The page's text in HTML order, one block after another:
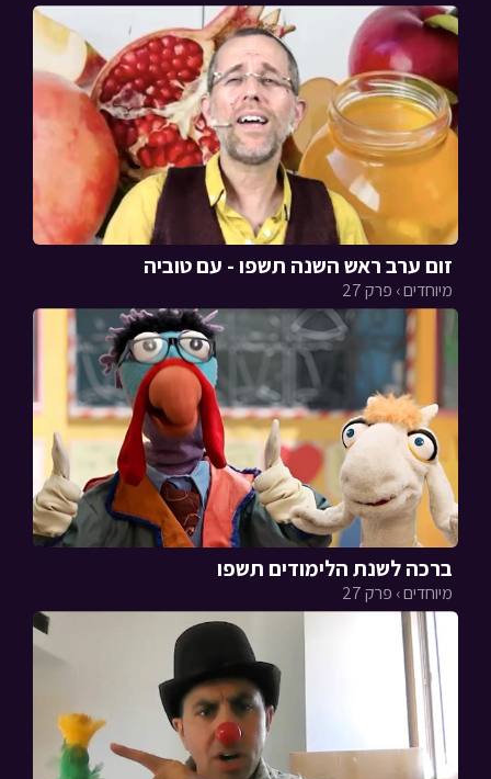
זום ערב ראש השנה תשפו - עם טוביה
מיוחדים › פרק 27
ברכה לשנת הלימודים תשפו
מיוחדים › פרק 27